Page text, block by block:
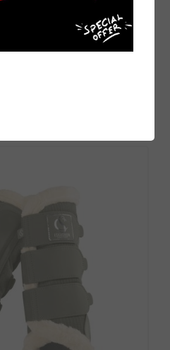
Classic Sport Softshell
2025